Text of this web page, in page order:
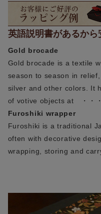
英語説明書があるから
Gold brocade
Gold brocade is a textile
season to season in
silver and other colors. It
of votive objects at ・・・
Furoshiki wrapper
Furoshiki is a traditional
often with decorative
wrapping, storing and